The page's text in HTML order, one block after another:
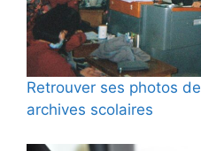
Retrouver ses photos
archives scolaires